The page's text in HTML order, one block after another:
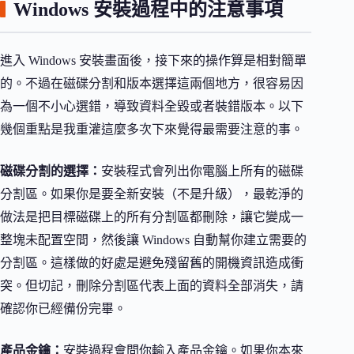
Windows 安裝過程中的注意事項
進入 Windows 安裝畫面後，接下來的操作算是相對簡單
的。不過在磁碟分割和版本選擇這兩個地方，很容易因
為一個不小心選錯，導致資料全毀或者裝錯版本。以下
幾個重點是我重灌這麼多次下來覺得最需要注意的事。
磁碟分割的選擇： 安裝程式會列出你電腦上所有的磁碟
分割區。如果你是要全新安裝（不是升級），最乾淨的
做法是把目標磁碟上的所有分割區都刪除，讓它變成一
整塊未配置空間，然後讓 Windows 自動幫你建立需要的
分割區。這樣做的好處是避免殘留舊的開機資訊造成衝
突。但切記，刪除分割區代表上面的資料全部消失，請
確認你已經備份完畢。
產品金鑰： 安裝過程會問你輸入產品金鑰。如果你本來